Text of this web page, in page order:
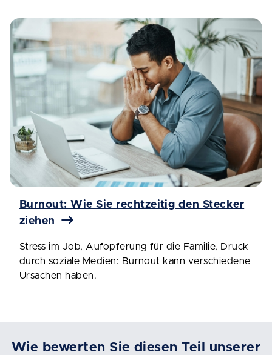
Burnout: Wie Sie rechtzeitig den Stecker
ziehen
Stress im Job, Aufopferung für die Familie, Druck
durch soziale Medien: Burnout kann verschiedene
Ursachen haben.
Wie bewerten Sie diesen Teil unserer